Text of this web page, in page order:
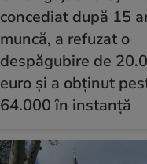
concediat după 15
muncă, a refuzat o
despăgubire de
euro și a obținut
64.000 în instanță